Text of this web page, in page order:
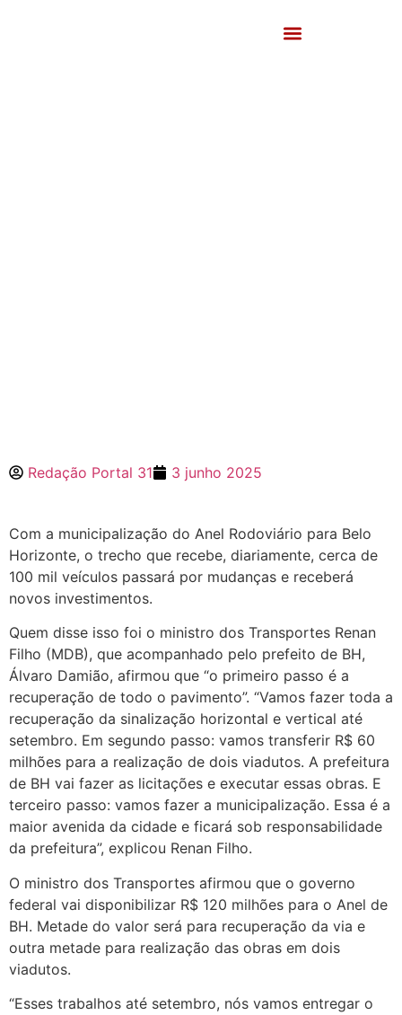
Redação Portal 31 3 junho 2025
Com a municipalização do Anel Rodoviário para Belo
Horizonte, o trecho que recebe, diariamente, cerca de
100 mil veículos passará por mudanças e receberá
novos investimentos.
Quem disse isso foi o ministro dos Transportes Renan
Filho (MDB), que acompanhado pelo prefeito de BH,
Álvaro Damião, afirmou que “o primeiro passo é a
recuperação de todo o pavimento”. “Vamos fazer toda a
recuperação da sinalização horizontal e vertical até
setembro. Em segundo passo: vamos transferir R$ 60
milhões para a realização de dois viadutos. A prefeitura
de BH vai fazer as licitações e executar essas obras. E
terceiro passo: vamos fazer a municipalização. Essa é a
maior avenida da cidade e ficará sob responsabilidade
da prefeitura”, explicou Renan Filho.
O ministro dos Transportes afirmou que o governo
federal vai disponibilizar R$ 120 milhões para o Anel de
BH. Metade do valor será para recuperação da via e
outra metade para realização das obras em dois
viadutos.
“Esses trabalhos até setembro, nós vamos entregar o